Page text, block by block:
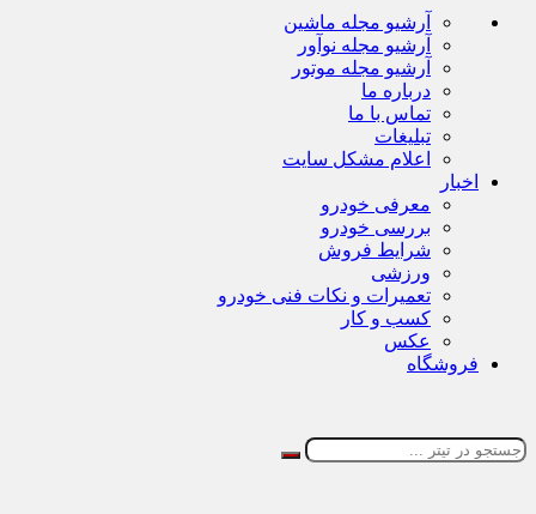
آرشیو مجله ماشین
آرشیو مجله نوآور
آرشیو مجله موتور
درباره ما
تماس با ما
تبلیغات
اعلام مشکل سایت
اخبار
معرفی خودرو
بررسی خودرو
شرایط فروش
ورزشی
تعمیرات و نکات فنی خودرو
کسب و کار
عکس
فروشگاه